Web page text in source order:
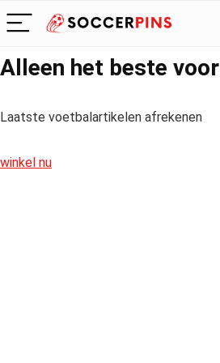
Alleen het beste voor
Laatste voetbalartikelen afrekenen
winkel nu